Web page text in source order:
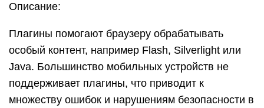
Описание:
Плагины помогают браузеру обрабатывать
особый контент, например Flash, Silverlight или
Java. Большинство мобильных устройств не
поддерживает плагины, что приводит к
множеству ошибок и нарушениям безопасности в